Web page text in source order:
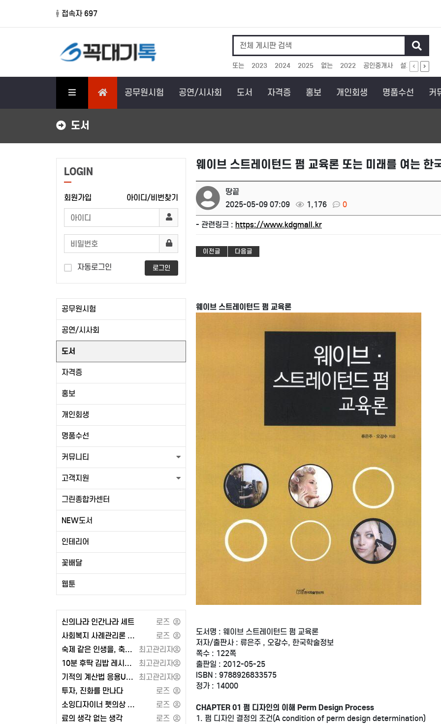
접속자 697
인기검색어
또는 2023 2024 2025 없는 2022 공인중개사 설계 보상
공무원시험 공연/시사회 도서 자격증 홍보 개인회생 명품수선 커
도서
LOGIN
회원가입 아이디/비번찾기
자동로그인 로그인
공무원시험
공연/시사회
도서
자격증
홍보
개인회생
명품수선
커뮤니티
고객지원
그린종합카센터
NEW도서
인테리어
꽃배달
웹툰
신의나라 인간나라 세트
로즈
사회복지 사례관리론 - 공동체
로즈
숙제 같은 인생을, 축제 같은 인생으로 또는 각자도생의 세계와 지정학
최고관리자
10분 후딱 김밥 레시피 100 또는 2024 켈리 지텔프 G-POINT 33: 문법편
최고관리자
기적의 계산법 응용UP 1학년 세트 또는 유대인의 상술
최고관리자
투자, 진화를 만나다
로즈
소잉디자이너 펫의상 강아지 옷 만들기 - 경춘사
로즈
료의 생각 없는 생각
로즈
웨이브 스트레이턴드 펌 교육론 또는 미래를 여는 한
땅끝
2025-05-09 07:09
1,176 0
- 관련링크 : https://www.kdgmall.kr
이전글 다음글
웨이브 스트레이턴드 펌 교육론
도서명 : 웨이브 스트레이턴드 펌 교육론
저자/출판사 : 류은주 , 오강수, 한국학술정보
쪽수 : 122쪽
출판일 : 2012-05-25
ISBN : 9788926833575
정가 : 14000
CHAPTER 01 펌 디자인의 이해 Perm Design Process
1. 펌 디자인 결정의 조건(A condition of perm design determination)